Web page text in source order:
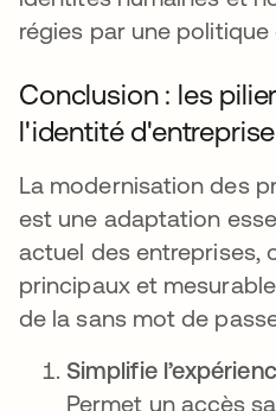
régies par une politique
Conclusion : les
l'identité d'entreprise
La modernisation des
est une adaptation
actuel des entreprises,
principaux et
de la sans mot de
Simplifie
Permet un accès